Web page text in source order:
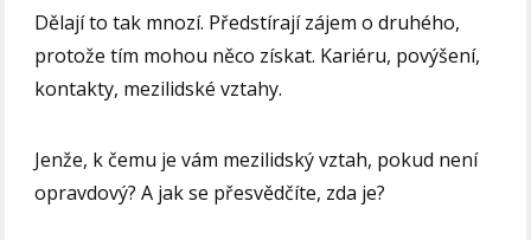
Dělají to tak mnozí. Předstírají zájem o druhého,
protože tím mohou něco získat. Kariéru, povýšení,
kontakty, mezilidské vztahy.
Jenže, k čemu je vám mezilidský vztah, pokud není
opravdový? A jak se přesvědčíte, zda je?